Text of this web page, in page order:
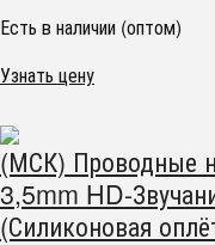
Есть в наличии (оптом)
Узнать цену
(МСК) Проводные
3,5mm HD-
(Силиконовая